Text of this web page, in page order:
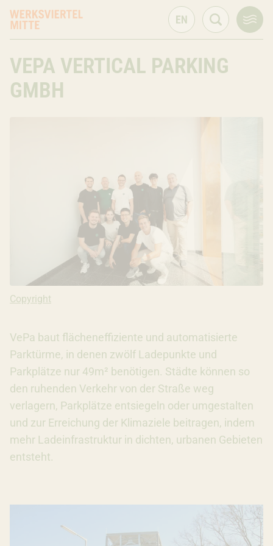
VEPA VERTICAL PARKING
GMBH
Copyright: Maximilian Ostermeier | Thekengold Gmbh
Copyright
VePa baut flächeneffiziente und automatisierte
Parktürme, in denen zwölf Ladepunkte und
Parkplätze nur 49m² benötigen. Städte können so
den ruhenden Verkehr von der Straße weg
verlagern, Parkplätze entsiegeln oder umgestalten
und zur Erreichung der Klimaziele beitragen, indem
mehr Ladeinfrastruktur in dichten, urbanen Gebieten
entsteht.